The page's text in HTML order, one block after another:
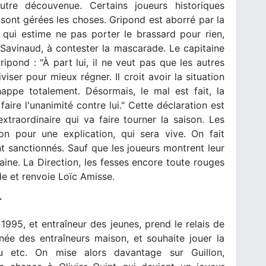
découvenue. Certains joueurs historiques
gérées les choses. Gripond est aborré par la
estime ne pas porter le brassard pour rien,
à contester la mascarade. Le capitaine
: "À part lui, il ne veut pas que les autres
pour mieux régner. Il croit avoir la situation
totalement. Désormais, le mal est fait, la
l'unanimité contre lui." Cette déclaration est
qui va faire tourner la saison. Les
pour une explication, qui sera vive. On fait
Sauf que les joueurs montrent leur
La Direction, les fesses encore toute rouges
et renvoie Loïc Amisse.
et entraîneur des jeunes, prend le relais de
des entraîneurs maison, et souhaite jouer la
etc. On mise alors davantage sur Guillon,